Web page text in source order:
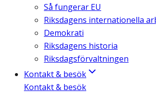
Så fungerar EU
Riksdagens internationella
Demokrati
Riksdagens historia
Riksdagsförvaltningen
Kontakt & besök
Kontakt & besök